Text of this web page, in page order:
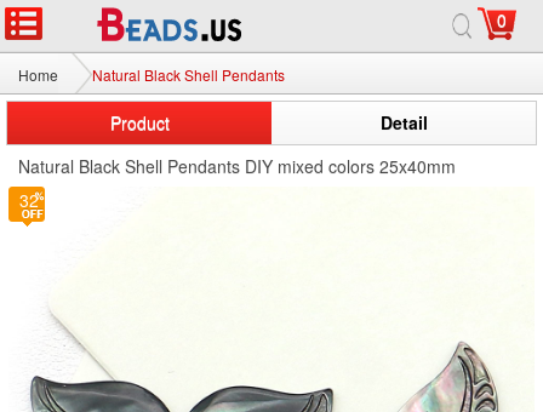
0
Home Natural Black Shell Pendants
Product
Detail
Natural Black Shell Pendants DIY mixed colors 25x40mm